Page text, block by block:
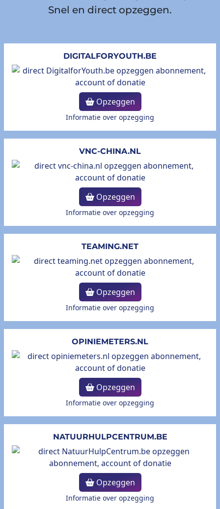
Snel en direct opzeggen.
DIGITALFORYOUTH.BE
Opzeggen
Informatie over opzegging
VNC-CHINA.NL
Opzeggen
Informatie over opzegging
TEAMING.NET
Opzeggen
Informatie over opzegging
OPINIEMETERS.NL
Opzeggen
Informatie over opzegging
NATUURHULPCENTRUM.BE
Opzeggen
Informatie over opzegging